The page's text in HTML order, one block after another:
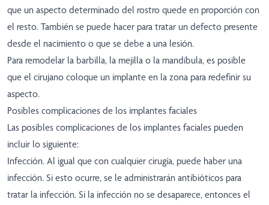
que un aspecto determinado del rostro quede en proporción con
el resto. También se puede hacer para tratar un defecto presente
desde el nacimiento o que se debe a una lesión.
Para remodelar la barbilla, la mejilla o la mandíbula, es posible
que el cirujano coloque un implante en la zona para redefinir su
aspecto.
Posibles complicaciones de los implantes faciales
Las posibles complicaciones de los implantes faciales pueden
incluir lo siguiente:
Infección. Al igual que con cualquier cirugía, puede haber una
infección. Si esto ocurre, se le administrarán antibióticos para
tratar la infección. Si la infección no se desaparece, entonces el